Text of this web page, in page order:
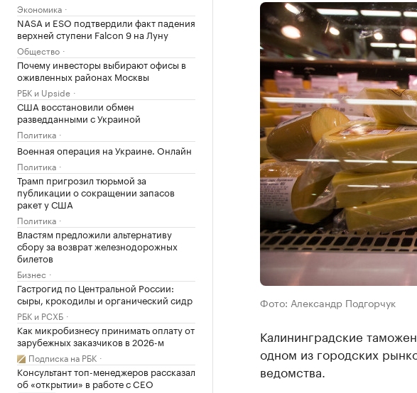
Экономика
NASA и ESO подтвердили факт падения
верхней ступени Falcon 9 на Луну
Общество
Почему инвесторы выбирают офисы в
оживленных районах Москвы
РБК и Upside
США восстановили обмен
разведданными с Украиной
Политика
Военная операция на Украине. Онлайн
Политика
Трамп пригрозил тюрьмой за
публикации о сокращении запасов
ракет у США
Политика
Властям предложили альтернативу
сбору за возврат железнодорожных
билетов
Бизнес
Гастрогид по Центральной России:
сыры, крокодилы и органический сидр
РБК и РСХБ
Как микробизнесу принимать оплату от
зарубежных заказчиков в 2026-м
Подписка на РБК
Консультант топ-менеджеров рассказал
об «открытии» в работе с CEO
Фото: Александр Подгорчук
Калининградские
одном из городских
ведомства.